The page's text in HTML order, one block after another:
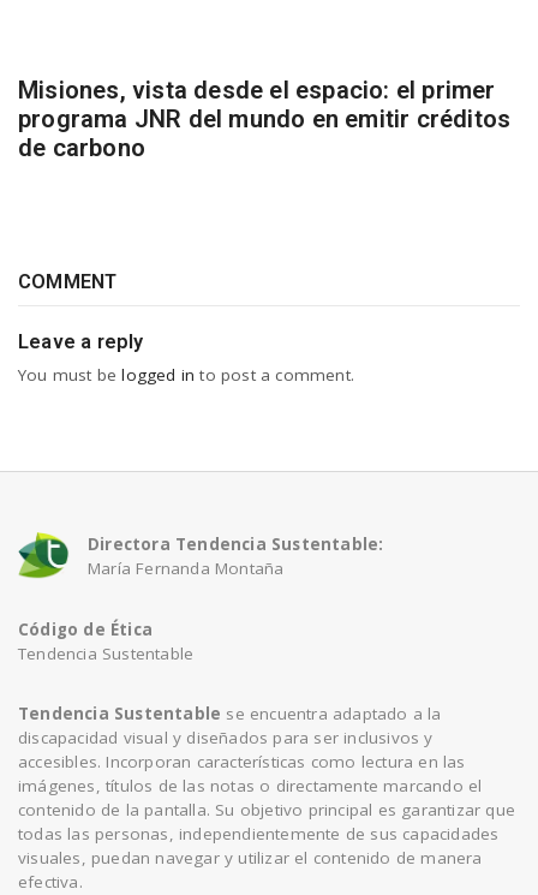
Misiones, vista desde el espacio: el primer
programa JNR del mundo en emitir créditos
de carbono
COMMENT
Leave a reply
You must belogged in to post a comment.
Directora Tendencia Sustentable:
María Fernanda Montaña
Código de Ética
Tendencia Sustentable
Tendencia Sustentable se encuentra adaptado a la
discapacidad visual y diseñados para ser inclusivos y
accesibles. Incorporan características como lectura en las
imágenes, títulos de las notas o directamente marcando el
contenido de la pantalla. Su objetivo principal es garantizar que
todas las personas, independientemente de sus capacidades
visuales, puedan navegar y utilizar el contenido de manera
efectiva.